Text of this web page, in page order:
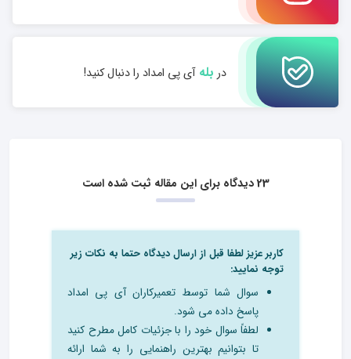
در بلهآی پی امداد را دنبال کنید!
23 دیدگاه برای این مقاله ثبت شده است
کاربر عزیز لطفا قبل از ارسال دیدگاه حتما به نکات زیر
توجه نمایید:
سوال شما توسط تعمیرکاران آی پی امداد
پاسخ داده می شود.
لطفاً سوال خود را با جزئیات کامل مطرح کنید
تا بتوانیم بهترین راهنمایی را به شما ارائه